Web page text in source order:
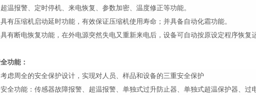
温报警、定时停机、来电恢复、参数加密、温度修正等功能。
有压缩机启动延时功能，有效保证压缩机使用寿命；并具备自动化霜功能。
有断电恢复功能，在外电源突然失电又重新来电后，设备可自动按原设定程序恢复
功能：
虑周全的安全保护设计，实现对人员、样品和设备的三重安全保护
全功能：传感器故障报警、超温报警、单独式过升防止器、单独式超温保护器、过